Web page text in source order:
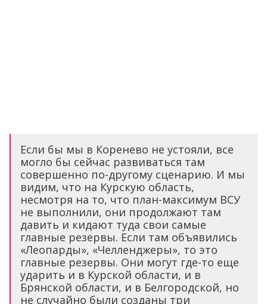
Если бы мы в Коренево не устояли, все
могло бы сейчас развиваться там
совершенно по-другому сценарию. И мы
видим, что на Курскую область,
несмотря на то, что план-максимум ВСУ
не выполнили, они продолжают там
давить и кидают туда свои самые
главные резервы. Если там объявились
«Леопарды», «Челленджеры», то это
главные резервы. Они могут где-то еще
ударить и в Курской области, и в
Брянской области, и в Белгородской, но
не случайно были созданы три